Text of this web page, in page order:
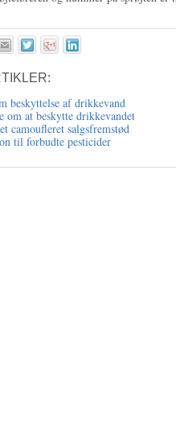
beskyttelse af drikkevand
at beskytte drikkevandet
camoufleret salgsfremstød
til forbudte pesticider